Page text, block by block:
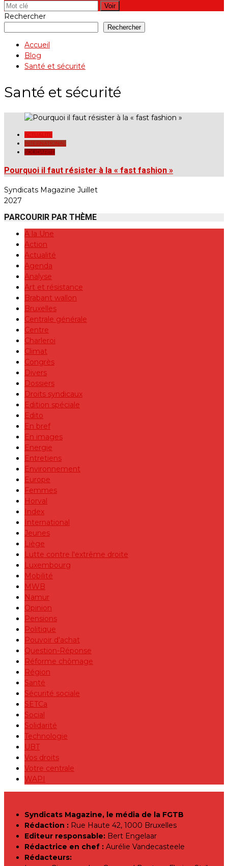
Rechercher:
Rechercher
Rechercher
Accueil
Blog
Santé et sécurité
Santé et sécurité
INTERNATIONAL
SOLIDARITÉ
Pourquoi il faut résister à la « fast fashion »
Syndicats Magazine Juillet
2027
PARCOURIR PAR THÈME
A la Une
Action
Actualité
Agenda
Analyse
Art et résistance
Brabant wallon
Bruxelles
Centrale générale
Centre
Charleroi
Climat
Congrès
Divers
Dossiers
Droits syndicaux
Edition spéciale
Edito
En bref
En images
Energie
Entretiens
Environnement
Europe
Femmes
Horval
Index
International
Jeunes
Liège
Lutte contre l'extrême droite
Luxembourg
Mobilité
MWB
Namur
Opinion
Pensions
Politique
Pouvoir d'achat
Question-Réponse
Réforme chômage
Région
Santé
Sécurité sociale
SETCa
Social
Solidarité
Technologie
UBT
Vos droits
Votre centrale
WAPI
Syndicats Magazine, le média de la FGTB
Rédaction : Rue Haute 42, 1000 Bruxelles
Editeur responsable: Bert Engelaar
Rédactrice en chef : Aurélie Vandecasteele
Rédacteurs: